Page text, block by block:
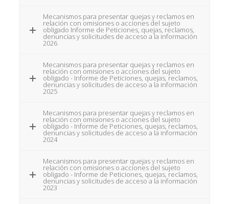
Mecanismos para presentar quejas y reclamos en
relación con omisiones o acciones del sujeto
obligado Informe de Peticiones, quejas, reclamos,
denuncias y solicitudes de acceso a la información
2026
Mecanismos para presentar quejas y reclamos en
relación con omisiones o acciones del sujeto
obligado - Informe de Peticiones, quejas, reclamos,
denuncias y solicitudes de acceso a la información
2025
Mecanismos para presentar quejas y reclamos en
relación con omisiones o acciones del sujeto
obligado - Informe de Peticiones, quejas, reclamos,
denuncias y solicitudes de acceso a la información
2024
Mecanismos para presentar quejas y reclamos en
relación con omisiones o acciones del sujeto
obligado - Informe de Peticiones, quejas, reclamos,
denuncias y solicitudes de acceso a la información
2023